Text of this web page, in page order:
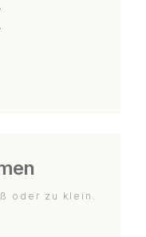
oder zu klein.